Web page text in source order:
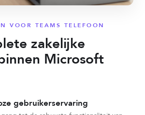
VOOR TEAMS TELEFOON
zakelijke
Microsoft
gebruikerservaring